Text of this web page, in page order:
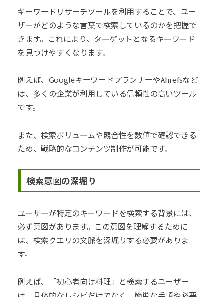
キーワードリサーチツールを利用することで、ユー
ザーがどのような言葉で検索しているのかを把握で
きます。これにより、ターゲットとなるキーワード
を見つけやすくなります。
例えば、GoogleキーワードプランナーやAhrefsなど
は、多くの企業が利用している信頼性の高いツール
です。
また、検索ボリュームや競合性を数値で確認できる
ため、戦略的なコンテンツ制作が可能です。
検索意図の深堀り
ユーザーが特定のキーワードを検索する背景には、
必ず意図があります。この意図を理解するために
は、検索クエリの文脈を深堀りする必要がありま
す。
例えば、「初心者向け料理」と検索するユーザー